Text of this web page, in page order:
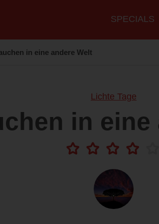
Hauptmenü
SPECIALS
in eine andere Welt
Lichte Tage
in eine